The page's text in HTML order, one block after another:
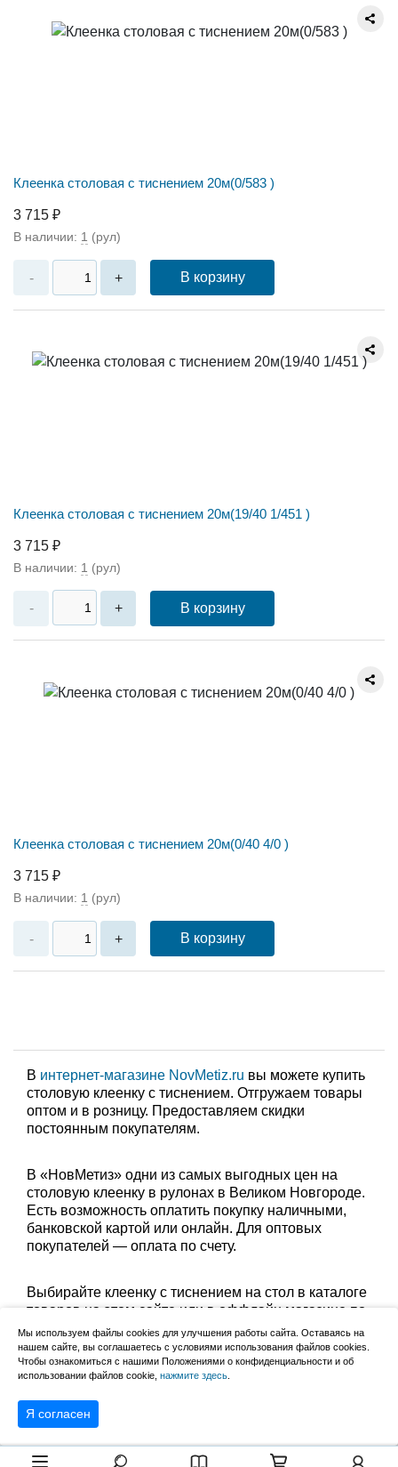
Клеенка столовая с тиснением 20м(0/583 )
3 715 ₽
В наличии: 1 (рул)
- + В корзину
Клеенка столовая с тиснением 20м(19/40 1/451 )
3 715 ₽
В наличии: 1 (рул)
- + В корзину
Клеенка столовая с тиснением 20м(0/40 4/0 )
3 715 ₽
В наличии: 1 (рул)
- + В корзину
В интернет-магазине NovMetiz.ru вы можете купить
столовую клеенку с тиснением. Отгружаем товары
оптом и в розницу. Предоставляем скидки
постоянным покупателям.
В «НовМетиз» одни из самых выгодных цен на
столовую клеенку в рулонах в Великом Новгороде.
Есть возможность оплатить покупку наличными,
банковской картой или онлайн. Для оптовых
покупателей — оплата по счету.
Выбирайте клеенку с тиснением на стол в каталоге
товаров на этом сайте или в оффлайн магазине по
адресу: Великий Новгород, Сырковское шоссе, 8а
(по будням с 9:00 до 17:00, в субботу с 9:00 до
13:00). Забрать заказ можно лично в пункте выдачи
или оформить доставку до дома.
Мы используем файлы cookies для улучшения работы сайта. Оставаясь на
нашем сайте, вы соглашаетесь с условиями использования файлов cookies.
Чтобы ознакомиться с нашими Положениями о конфиденциальности и об
использовании файлов cookie, нажмите здесь
Я согласен